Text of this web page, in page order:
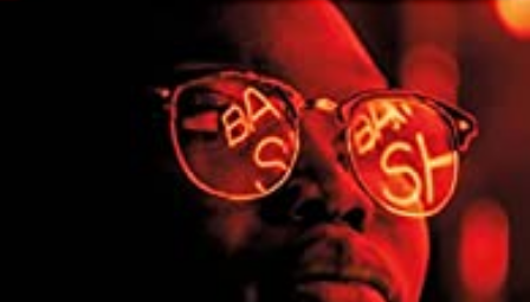
LIRE LA SUITE